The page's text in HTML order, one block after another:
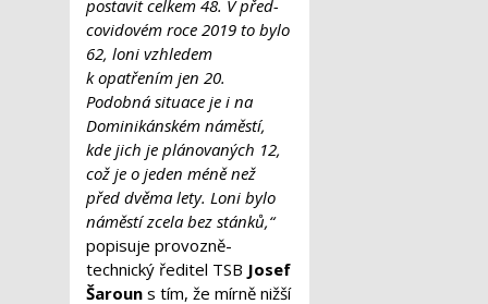
postavit celkem 48. V před-
covidovém roce 2019 to bylo
62, loni vzhledem
k opatřením jen 20.
Podobná situace je i na
Dominikánském náměstí,
kde jich je plánovaných 12,
což je o jeden méně než
před dvěma lety. Loni bylo
náměstí zcela bez stánků,“
popisuje provozně-
technický ředitel TSB Josef
Šaroun s tím, že mírně nižší